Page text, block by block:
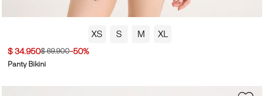
XS S M XL
$ 34.950$ 69.900-50%
Panty Bikini